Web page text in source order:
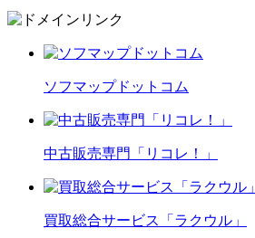
ソフマップドットコム
中古販売専門「リコレ！」
買取総合サービス「ラクウル」